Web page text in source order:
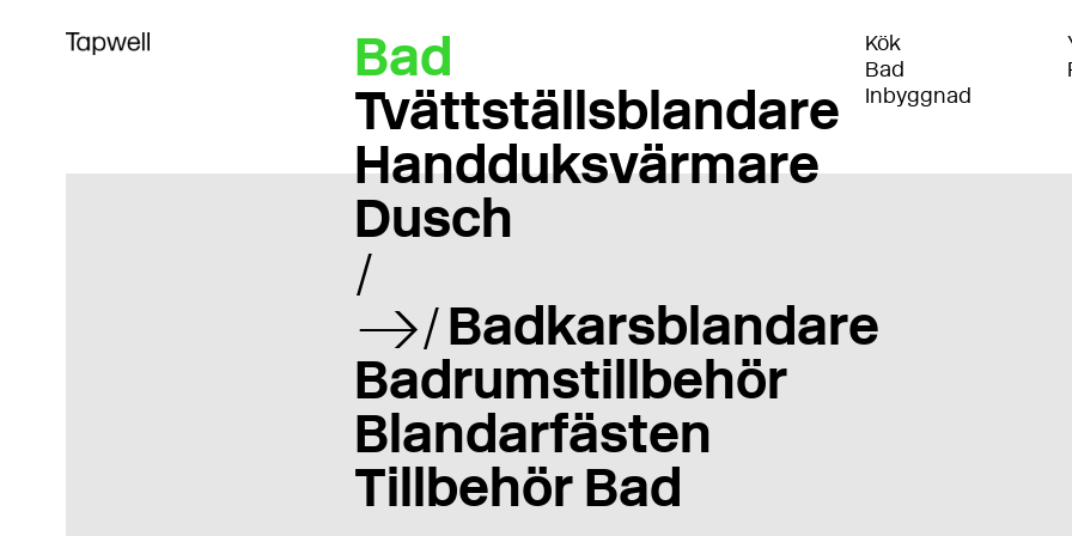
Bad
Tvättställsblandare
Handduksvärmare
Dusch
Badkarsblandare
Badrumstillbehör
Blandarfästen
Tillbehör Bad
Kök
Bad
Inbyggnad